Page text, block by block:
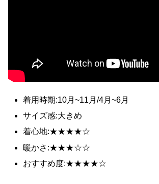
着用時期:10月~11月/4月~6月
サイズ感:大きめ
着心地:★★★★☆
暖かさ:★★★☆☆
おすすめ度:★★★★☆